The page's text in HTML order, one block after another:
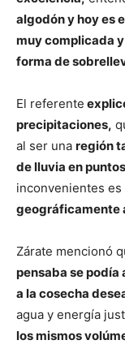
algodón y hoy es
muy complicada
forma de
El referente
precipitaciones,
al ser una región
de lluvia en
inconvenientes es
geográficamente
Zárate mencionó
pensaba se podía
a la cosecha
agua y energía
los mismos